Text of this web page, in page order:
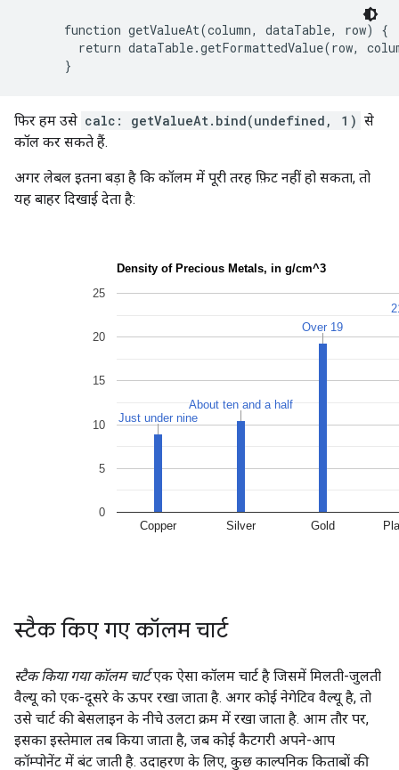
      function getValueAt(column, dataTable, row) {
return dataTable.getFormattedValue(row,
फिर हम उसे calc: getValueAt.bind(undefined, 1) से
कॉल कर सकते हैं.
अगर लेबल इतना बड़ा है कि कॉलम में पूरी तरह फ़िट नहीं हो सकता, तो
यह बाहर दिखाई देता है:
स्टैक किए गए कॉलम चार्ट
स्टैक किया गया कॉलम चार्टएक ऐसा कॉलम चार्ट है जिसमें मिलती-जुलती
वैल्यू को एक-दूसरे के ऊपर रखा जाता है. अगर कोई नेगेटिव वैल्यू है, तो
उसे चार्ट की बेसलाइन के नीचे उलटा क्रम में रखा जाता है. आम तौर पर,
इसका इस्तेमाल तब किया जाता है, जब कोई कैटगरी अपने-आप
कॉम्पोनेंट में बंट जाती है. उदाहरण के लिए, कुछ काल्पनिक किताबों की